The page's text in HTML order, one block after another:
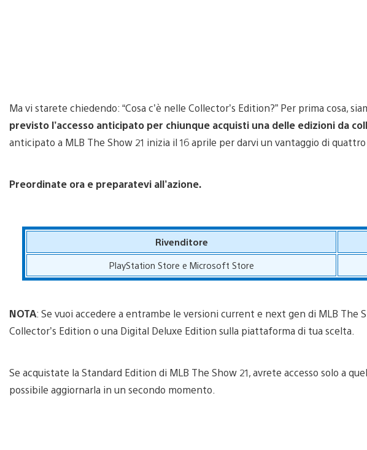
Ma vi starete chiedendo: “Cosa c’è nelle Collector’s Edition?” Per prima cosa,
previsto l’accesso anticipato per chiunque acquisti una delle edizioni da
anticipato a MLB The Show 21 inizia il 16 aprile per darvi un vantaggio di quattro
Preordinate ora e preparatevi all’azione.
Rivenditore
PlayStation Store e Microsoft Store
NOTA: Se vuoi accedere a entrambe le versioni current e next gen di MLB The
Collector’s Edition o una Digital Deluxe Edition sulla piattaforma di tua scelta.
Se acquistate la Standard Edition di MLB The Show 21, avrete accesso solo a
possibile aggiornarla in un secondo momento.